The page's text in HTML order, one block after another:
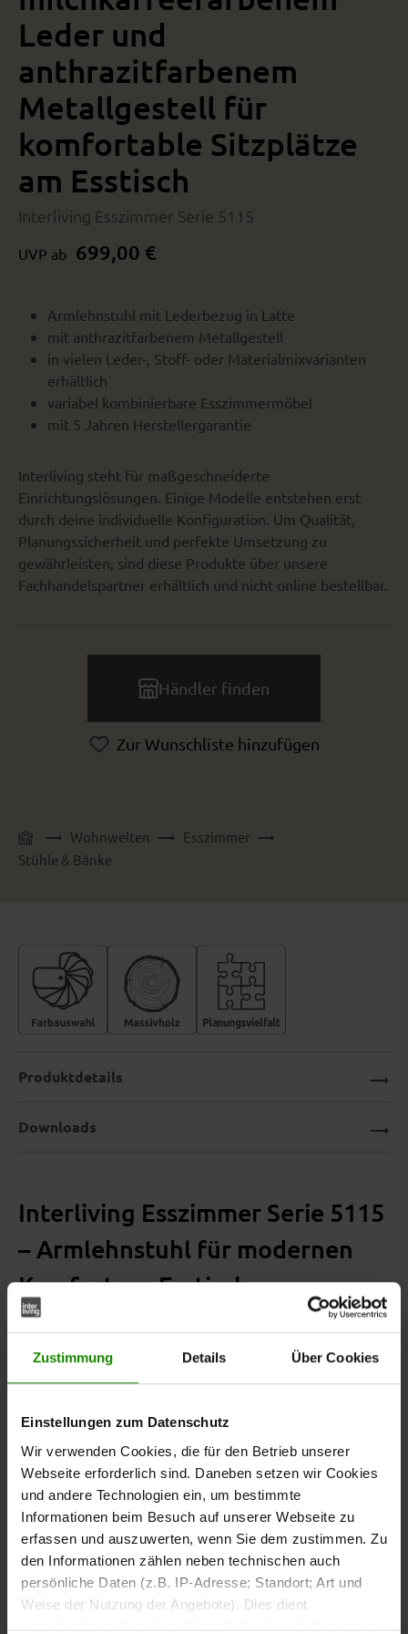
Zustimmung Details Über Cookies
Einstellungen zum Datenschutz
Wir verwenden Cookies, die für den Betrieb unserer
Webseite erforderlich sind. Daneben setzen wir Cookies
und andere Technologien ein, um bestimmte
Informationen beim Besuch auf unserer Webseite zu
erfassen und auszuwerten, wenn Sie dem zustimmen. Zu
den Informationen zählen neben technischen auch
persönliche Daten (z.B. IP-Adresse; Standort; Art und
Weise der Nutzung der Angebote). Dies dient
verschiedenen Zwecken: Statistik Cookies helfen uns zu
Leder und
anthrazitfarbenem
Metallgestell für
komfortable Sitzplätze
am Esstisch
Interliving Esszimmer Serie 5115
UVP ab 699,00 €
Armlehnstuhl mit Lederbezug in Latte
mit anthrazitfarbenem Metallgestell
in vielen Leder-, Stoff- oder Materialmixvarianten
erhältlich
variabel kombinierbare Esszimmermöbel
mit 5 Jahren Herstellergarantie
Interliving steht für maßgeschneiderte
Einrichtungslösungen. Einige Modelle entstehen erst
durch deine individuelle Konfiguration. Um Qualität,
Planungssicherheit und perfekte Umsetzung zu
gewährleisten, sind diese Produkte über unsere
Fachhandelspartner erhältlich und nicht online bestellbar.
Händler finden
Zur Wunschliste hinzufügen
Wohnwelten
Esszimmer
Stühle & Bänke
Interliving Esszimmer Serie 5115
– Armlehnstuhl für modernen
Komfort am Esstisch
DerArmlehnstuhl aus der Interliving Esszimmer Serie
5115verbindet angenehmen Sitzkomfort mit einer
modernen und hochwertigen Gestaltung. Der
und harmonische Ausstrahlung und ergänzt
Die rundum gepolsterte Sitzschale sowie die
gepolsterten Armlehnen unterstützen bequemes Sitzen
im Alltag und sorgen für ein angenehmes Sitzgefühl bei
gemeinsamen Mahlzeiten oder längeren Gesprächen am
Tisch.
Produktdetails
Downloads